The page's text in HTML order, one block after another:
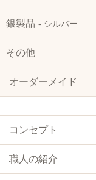
銀製品 ‐ シルバー
その他
オーダーメイド
コンセプト
職人の紹介